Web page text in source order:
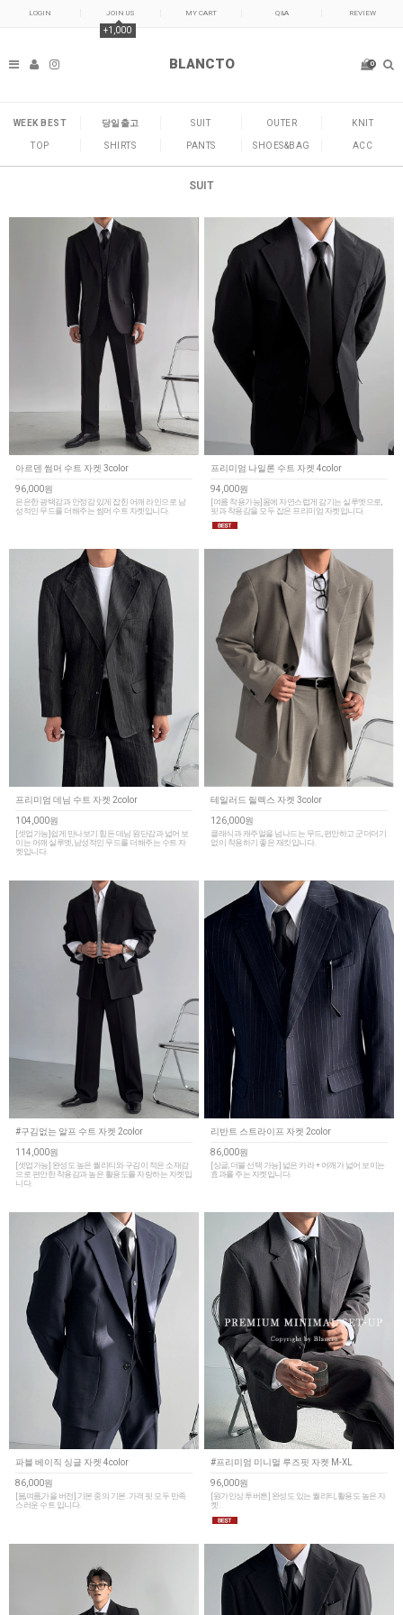
LOGIN JOIN US
+1,000
MY CART Q&A REVIEW
BLANCTO 0
WEEK BEST 당일출고 SUIT OUTER KNIT
TOP SHIRTS PANTS SHOES&BAG ACC
SUIT
아르덴 썸머 수트 자켓 3color
96,000원
은은한 광택감과 안정감 있게 잡힌 어깨 라인으로 남
성적인 무드를 더해주는 썸머 수트 자켓입니다.
프리미엄 나일론 수트 자켓 4color
94,000원
[여름 착용가능]몸에 자연스럽게 감기는 실루엣으로,
핏과 착용감을 모두 잡은 프리미엄 자켓입니다.
프리미엄 데님 수트 자켓 2color
104,000원
[셋업가능]쉽게 만나보기 힘든 데님 원단감과 넓어 보
이는 어깨 실루엣, 남성적인 무드를 더해주는 수트 자
켓입니다.
테일러드 릴렉스 자켓 3color
126,000원
클래식과 캐주얼을 넘나드는 무드, 편안하고 군더더기
없이 착용하기 좋은 재킷입니다.
#구김없는 알프 수트 자켓 2color
114,000원
[셋업가능] 완성도 높은 퀄리티와 구김이 적은 소재감
으로 편안한 착용감과 높은 활용도를 자랑하는 자켓입
니다.
리반트 스트라이프 자켓 2color
86,000원
[싱글, 더블 선택 가능] 넓은 카라 + 어깨가 넓어 보이는
효과를 주는 자켓입니다.
파블 베이직 싱글 자켓 4color
86,000원
[봄,여름,가을 버전] 기본 중의 기본. 가격 핏 모두 만족
스러운 수트 입니다.
#프리미엄 미니멀 루즈핏 자켓 M-XL
96,000원
[원가인상.투버튼] 완성도 있는 퀄리티, 활용도 높은 자
켓.